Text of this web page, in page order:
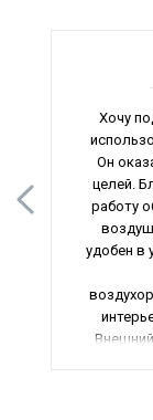
Хочу
Он
целей.
работу
удобен в